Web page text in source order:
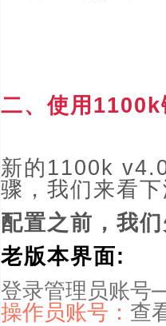
二、使用
新的1100k
骤，我们来看
配置之前，我
老版本界面:
登录管理员账
操作员账号： 查